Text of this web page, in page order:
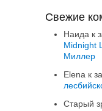
Свежие
Наида к
Midnight
Миллер
Elena к
Старый